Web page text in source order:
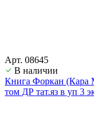
Арт. 08645
В наличии
Книга Форкан (Кара
том ДР тат.яз в уп 3